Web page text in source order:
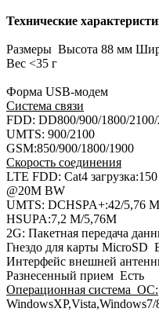
Технические
Размеры Высота 88 мм
Вес <35 г
Форма USB-модем
Система связи
FDD: DD800/900/1800/
UMTS: 900/2100
GSM:850/900/1800/1900
Скорость соединения
LTE FDD: Cat4
@20M BW
UMTS: DCHSPA+:42/5,76
HSUPA:7,2 M/5,76M
2G: Пакетная передача
Гнездо для карты MicroSD
Интерфейс внешней
Разнесенный прием Есть
Операционная система ОС: